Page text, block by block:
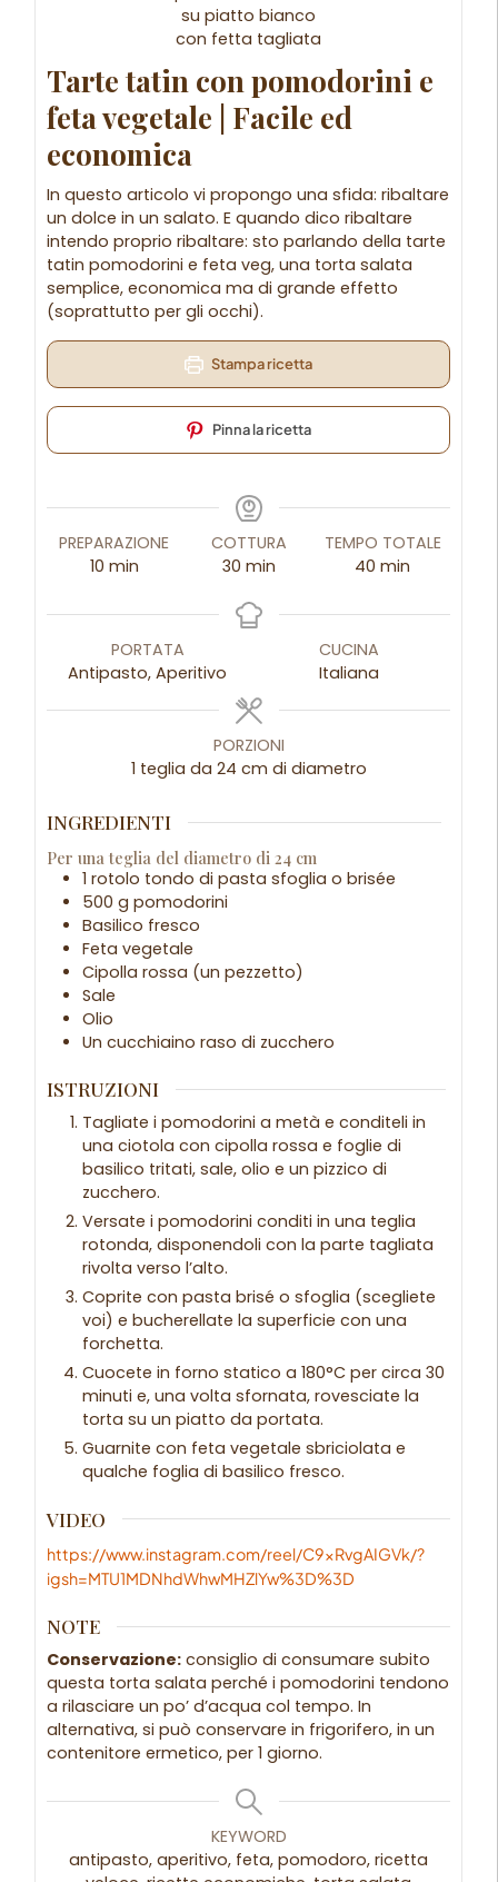
Tarte tatin con pomodorini e
feta vegetale | Facile ed
economica
In questo articolo vi propongo una sfida: ribaltare
un dolce in un salato. E quando dico ribaltare
intendo proprio ribaltare: sto parlando della tarte
tatin pomodorini e feta veg, una torta salata
semplice, economica ma di grande effetto
(soprattutto per gli occhi).
Stampa ricetta
Pinna la ricetta
PREPARAZIONE
10 min
COTTURA
30 min
TEMPO TOTALE
40 min
PORTATA
Antipasto, Aperitivo
CUCINA
Italiana
PORZIONI
1 teglia da 24 cm di diametro
INGREDIENTI
Per una teglia del diametro di 24 cm
1 rotolo tondo di pasta sfoglia o brisée
500 g pomodorini
Basilico fresco
Feta vegetale
Cipolla rossa (un pezzetto)
Sale
Olio
Un cucchiaino raso di zucchero
ISTRUZIONI
Tagliate i pomodorini a metà e conditeli in
una ciotola con cipolla rossa e foglie di
basilico tritati, sale, olio e un pizzico di
zucchero.
Versate i pomodorini conditi in una teglia
rotonda, disponendoli con la parte tagliata
rivolta verso l’alto.
Coprite con pasta brisé o sfoglia (scegliete
voi) e bucherellate la superficie con una
forchetta.
Cuocete in forno statico a 180°C per circa 30
minuti e, una volta sfornata, rovesciate la
torta su un piatto da portata.
Guarnite con feta vegetale sbriciolata e
qualche foglia di basilico fresco.
VIDEO
https://www.instagram.com/reel/C9xRvgAIGVk/?
igsh=MTU1MDNhdWhwMHZlYw%3D%3D
NOTE
Conservazione: consiglio di consumare subito
questa torta salata perché i pomodorini tendono
a rilasciare un po’ d’acqua col tempo. In
alternativa, si può conservare in frigorifero, in un
contenitore ermetico, per 1 giorno.
KEYWORD
antipasto, aperitivo, feta, pomodoro, ricetta